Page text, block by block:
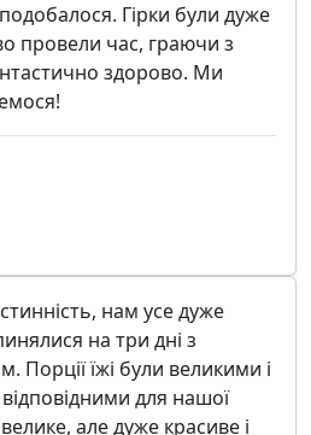
Гірки були дуже
провели час, граючи з
здорово. Ми
нам усе дуже
на три дні з
Порції їжі були великими і
для нашої
але дуже красиве і